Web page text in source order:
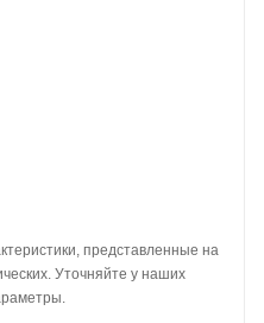
представленные на
Уточняйте у наших